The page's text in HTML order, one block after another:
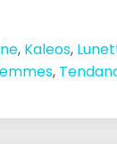
, Kaleos,
,